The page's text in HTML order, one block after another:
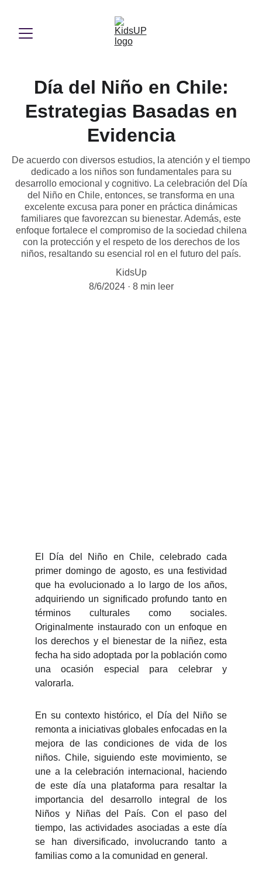
Día del Niño en Chile:
Estrategias Basadas en
Evidencia
De acuerdo con diversos estudios, la atención y el tiempo
dedicado a los niños son fundamentales para su
desarrollo emocional y cognitivo. La celebración del Día
del Niño en Chile, entonces, se transforma en una
excelente excusa para poner en práctica dinámicas
familiares que favorezcan su bienestar. Además, este
enfoque fortalece el compromiso de la sociedad chilena
con la protección y el respeto de los derechos de los
niños, resaltando su esencial rol en el futuro del país.
KidsUp
8/6/2024
8 min leer
El Día del Niño en Chile, celebrado cada
primer domingo de agosto, es una festividad
que ha evolucionado a lo largo de los años,
adquiriendo un significado profundo tanto en
términos culturales como sociales.
Originalmente instaurado con un enfoque en
los derechos y el bienestar de la niñez, esta
fecha ha sido adoptada por la población como
una ocasión especial para celebrar y
valorarla.
En su contexto histórico, el Día del Niño se
remonta a iniciativas globales enfocadas en la
mejora de las condiciones de vida de los
niños. Chile, siguiendo este movimiento, se
une a la celebración internacional, haciendo
de este día una plataforma para resaltar la
importancia del desarrollo integral de los
Niños y Niñas del País. Con el paso del
tiempo, las actividades asociadas a este día
se han diversificado, involucrando tanto a
familias como a la comunidad en general.